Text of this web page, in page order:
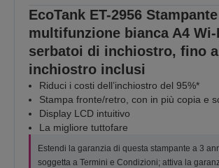
EcoTank ET-2956 Stampante
multifunzione bianca A4
serbatoi di inchiostro, fino
inchiostro inclusi
Riduci i costi dell’inchiostro del 95%*
Stampa fronte/retro, con in più copia e
Display LCD intuitivo
La migliore tuttofare
Estendi la garanzia di questa stampante a 3
soggetta a Termini e Condizioni; attiva la